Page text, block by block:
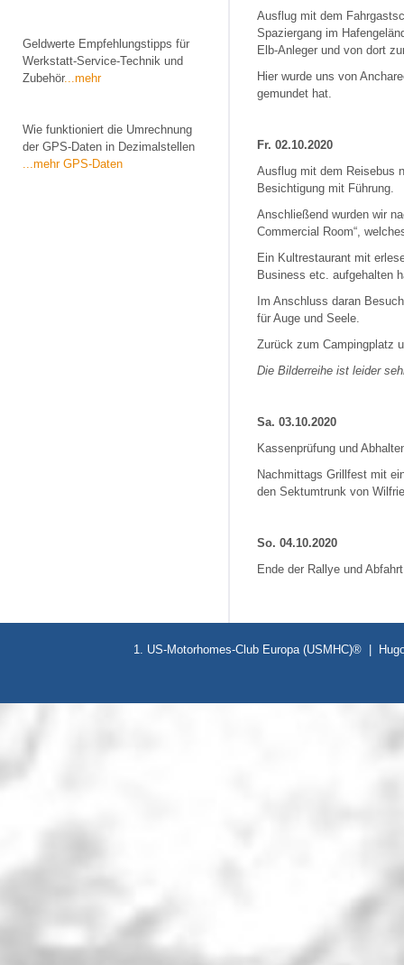
Geldwerte Empfehlungstipps für
Werkstatt-Service-Technik und
Zubehör...mehr
Wie funktioniert die Umrechnung
der GPS-Daten in Dezimalstellen
...mehr GPS-Daten
Ausflug mit dem
Spaziergang im
Elb-Anleger und von dort
Hier wurde uns von
gemundet hat.
Fr. 02.10.2020
Ausflug mit dem Reisebus
Besichtigung mit Führung.
Anschließend wurden wir
Commercial Room“,
Ein Kultrestaurant mit
Business etc. aufgehalten
Im Anschluss daran
für Auge und Seele.
Zurück zum Campingplatz
Die Bilderreihe ist leider
Sa. 03.10.2020
Kassenprüfung und
Nachmittags Grillfest mit
den Sektumtrunk von
So. 04.10.2020
Ende der Rallye und
1. US-Motorhomes-Club Europa (USMHC)® |